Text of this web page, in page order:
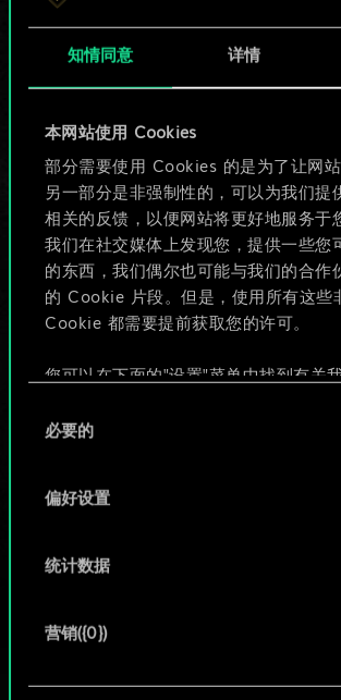
知情同意 详情
本网站使用 Cookies
部分需要使用 Cookies 的是为了让网
另一部分是非强制性的，可以为我们提
相关的反馈，以便网站将更好地服务于
我们在社交媒体上发现您，提供一些您
的东西，我们偶尔也可能与我们的合作
的 Cookie 片段。但是，使用所有这些
Cookie 都需要提前获取您的许可。
您可以在下面的"设置"菜单中找到有关
好。一旦您了解了其中的内容并准备好
必要的
偏好设置
统计数据
营销({0})
牌，但能做的
些！
给牌组命名并撰写攻略